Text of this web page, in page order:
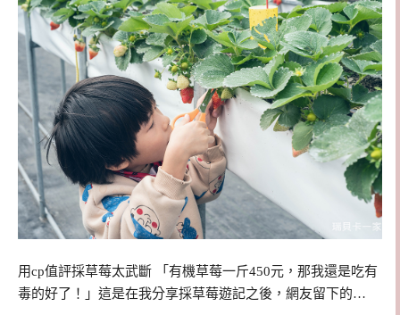
用cp值評採草莓太武斷 「有機草莓一斤450元，那我還是吃有
毒的好了！」這是在我分享採草莓遊記之後，網友留下的…